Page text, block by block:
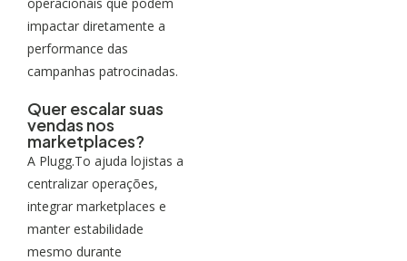
impactar diretamente a
performance das
campanhas patrocinadas.
Quer escalar suas
vendas nos
marketplaces?
A Plugg.To ajuda lojistas a
centralizar operações,
integrar marketplaces e
manter estabilidade
mesmo durante